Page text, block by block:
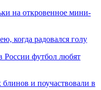
на откровенное мини-
когда радовался голу
России футбол любят
и поучаствовали в